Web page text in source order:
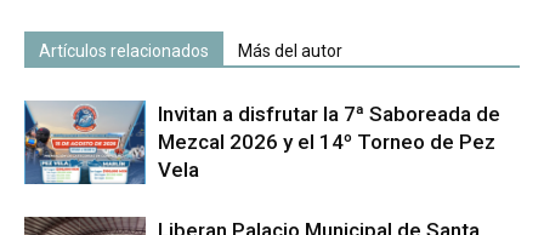
Artículos relacionados Más del autor
Invitan a disfrutar la 7ª Saboreada de
Mezcal 2026 y el 14º Torneo de Pez
Vela
Liberan Palacio Municipal de Santa